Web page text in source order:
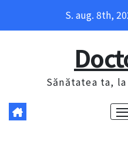
S. aug. 8th,
Sănătatea ta,